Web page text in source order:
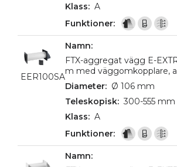
A
EER100SA
FTX-aggregat vägg E-
m med väggomkopplare,
Ø 106 mm
300-555 mm
A